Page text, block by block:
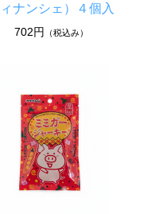
ナンシェ）４個入
702円 （税込み）